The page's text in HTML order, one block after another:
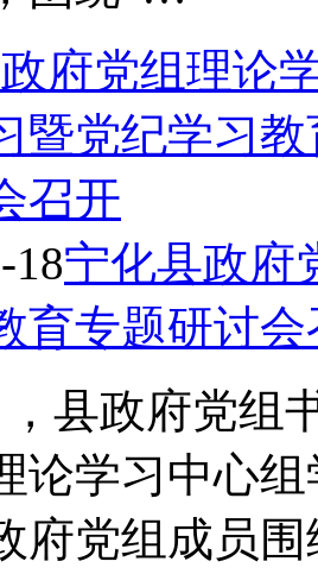
18宁化县政府
育专题研讨会
，县政府党组
论学习中心
府党组成员